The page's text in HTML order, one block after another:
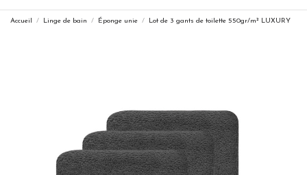
Accueil Linge de bain Éponge unie Lot de 3 gants de toilette 550gr/m² LUXURY